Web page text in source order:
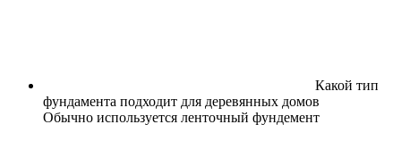
Какой тип
фундамента подходит для деревянных домов
Обычно используется ленточный фундемент